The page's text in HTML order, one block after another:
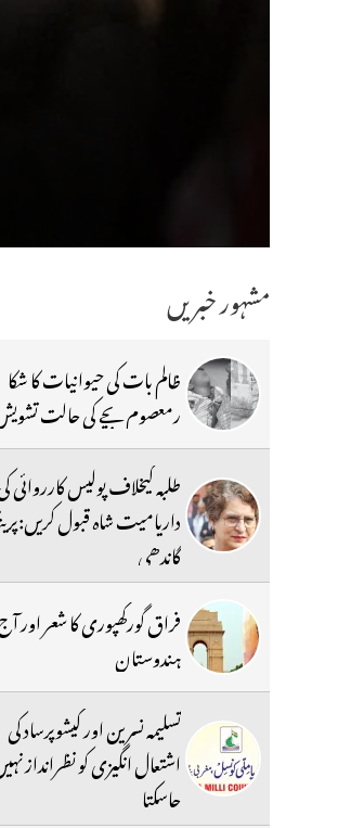
مشہور خبریں
ظالم بات کی حیوانیات کا شکا
رمعصوم بچے کی حالت
طلبہ کیخلاف پولیس کارروائی
داریامیت شاہ قبول
گاندھی
فراق گورکھپوری کا شعر اور
ہندوستان
تسلیمہ نسرین اور کیشوپرساد کی
اشتعال انگیزی کو نظرانداز
جاسکتا